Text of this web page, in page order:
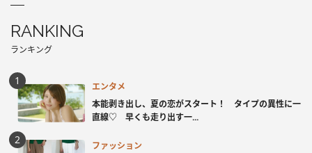
RANKING
ランキング
エンタメ
本能剥き出し、夏の恋がスタート！ タイプの異性に一
直線♡ 早くも走り出す一...
ファッション